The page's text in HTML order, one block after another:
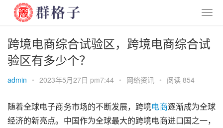
跨境电商综合试验区，跨境电商综合试
验区有多少个？
admin • 2023年5月27日 pm7:44 • 网络资讯 • 阅读 854
随着全球电子商务市场的不断发展，跨境电商逐渐成为全球
经济的新亮点。中国作为全球最大的跨境电商进口国之一，